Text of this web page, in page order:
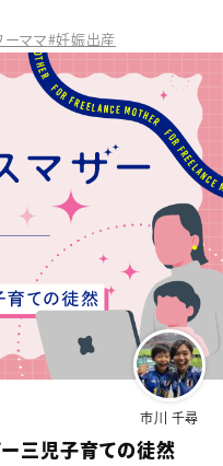
ーママ#妊娠出産
市川 千尋
ー三児子育ての徒然